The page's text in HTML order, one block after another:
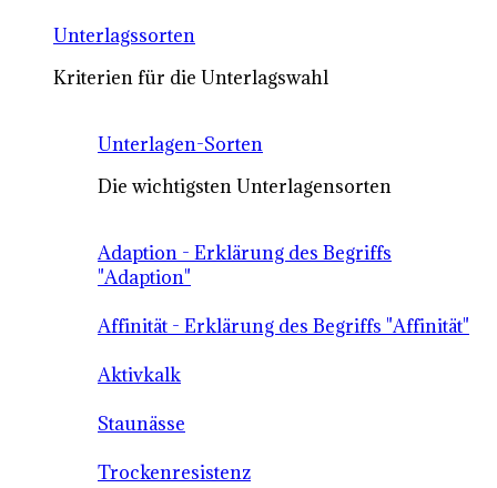
Unterlagssorten
Kriterien für die Unterlagswahl
Unterlagen-Sorten
Die wichtigsten Unterlagensorten
Adaption - Erklärung des Begriffs
"Adaption"
Affinität - Erklärung des Begriffs "Affinität"
Aktivkalk
Staunässe
Trockenresistenz